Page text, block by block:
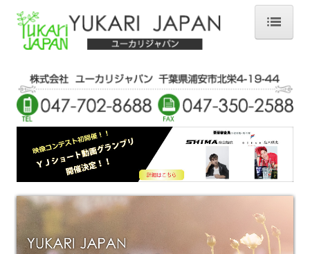
Corporate
カットウィッグ
アクセサリー
ルーローウィッグ
Designers Award 2025